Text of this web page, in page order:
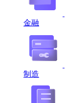
金融
制造